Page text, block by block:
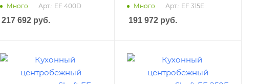
Много Арт.: EF 400D
217 692руб.
Много Арт.: EF 315E
191 972руб.